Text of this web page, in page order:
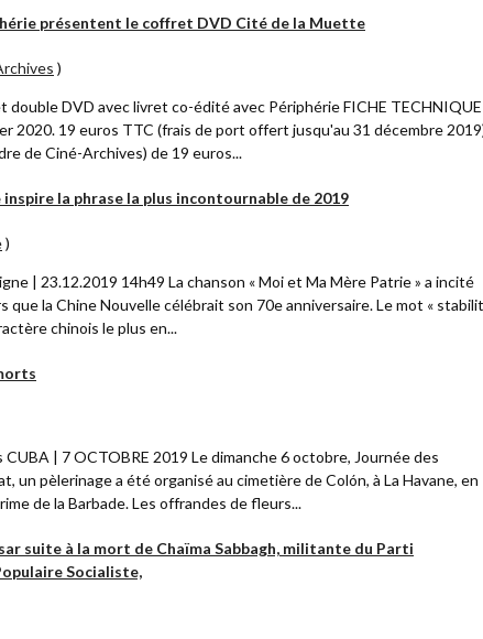
présentent le coffret DVD Cité de la Muette
)
DVD avec livret co-édité avec Périphérie FICHE TECHNIQUE
2020. 19 euros TTC (frais de port offert jusqu'au 31 décembre
de Ciné-Archives) de 19 euros...
la phrase la plus incontournable de 2019
)
| 23.12.2019 14h49 La chanson « Moi et Ma Mère Patrie » a incité
que la Chine Nouvelle célébrait son 70e anniversaire. Le mot «
chinois le plus en...
CUBA | 7 OCTOBRE 2019 Le dimanche 6 octobre, Journée des
un pèlerinage a été organisé au cimetière de Colón, à La Havane, en
de la Barbade. Les offrandes de fleurs...
suite à la mort de Chaïma Sabbagh, militante du Parti
Socialiste,